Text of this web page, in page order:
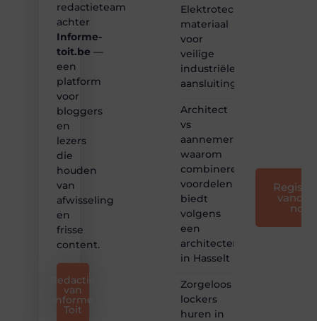
redactieteam
achter
Informe-
toit.be —
een
platform
voor
bloggers
en
lezers
die
houden
van
afwisseling
en
frisse
content.
Redactie
van
Informe
Toit
Elektrotechnisch
materiaal
voor
veilige
industriële
aansluitingen
Architect
vs
aannemer:
waarom
combineren
voordelen
biedt
volgens
een
architectenbureau
in Hasselt
Zorgeloos
lockers
huren in
nog